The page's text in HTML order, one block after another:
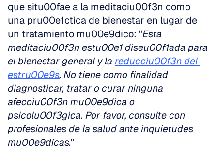
que situ00fae a la meditaciu00f3n como
una pru00e1ctica de bienestar en lugar de
un tratamiento mu00e9dico: "Esta
meditaciu00f3n estu00e1 diseu00f1ada para
el bienestar general y la reducciu00f3n del
estru00e9s. No tiene como finalidad
diagnosticar, tratar o curar ninguna
afecciu00f3n mu00e9dica o
psicolu00f3gica. Por favor, consulte con
profesionales de la salud ante inquietudes
mu00e9dicas."